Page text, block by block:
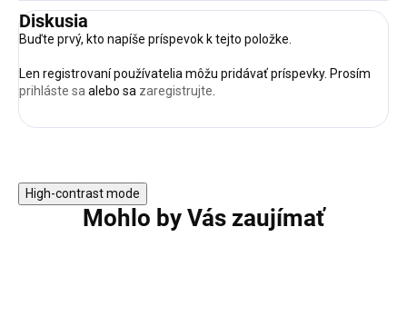
Diskusia
Buďte prvý, kto napíše príspevok k tejto položke.
Len registrovaní používatelia môžu pridávať príspevky. Prosím
prihláste sa alebo sa zaregistrujte
High-contrast mode
Mohlo by Vás zaujímať